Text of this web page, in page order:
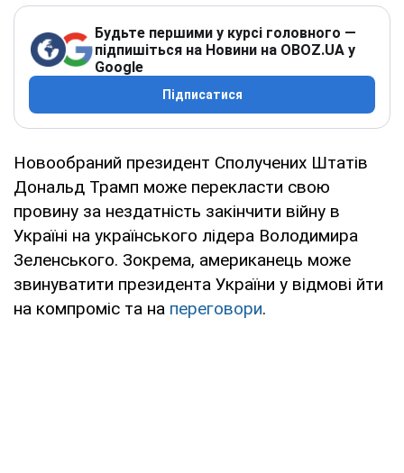
Будьте першими у курсі головного —
підпишіться на Новини на OBOZ.UA у
Google
Підписатися
Новообраний президент Сполучених Штатів
Дональд Трамп може перекласти свою
провину за нездатність закінчити війну в
Україні на українського лідера Володимира
Зеленського. Зокрема, американець може
звинуватити президента України у відмові йти
на компроміс та на переговори.